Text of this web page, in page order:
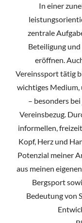
In einer
zentrale
Beteiligung
eröffnen.
Vereinssport tätig
wichtiges Medium,
– besonders
Vereinsbezug.
informellen,
Kopf, Herz und
Potenzial meiner
aus meinen
Bergsport
Bedeutung von